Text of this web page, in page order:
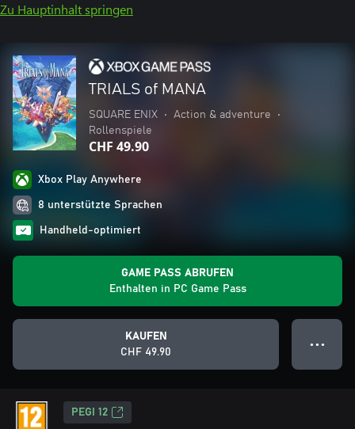
Zu Hauptinhalt springen
TRIALS of MANA
SQUARE ENIX • Action & adventure
•
Rollenspiele
CHF 49.90
Xbox Play Anywhere
8 unterstützte Sprachen
Handheld-optimiert
GAME PASS ABRUFEN
Enthalten in PC Game Pass
KAUFEN
CHF 49.90
● ● ●
PEGI 12